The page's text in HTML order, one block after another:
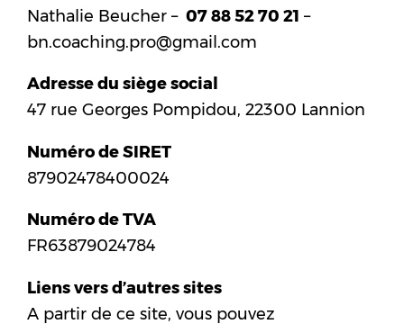
Nathalie Beucher – 07 88 52 70 21 –
bn.coaching.pro@gmail.com
Adresse du siège social
47 rue Georges Pompidou, 22300 Lannion
Numéro de SIRET
87902478400024
Numéro de TVA
FR63879024784
Liens vers d’autres sites
A partir de ce site, vous pouvez